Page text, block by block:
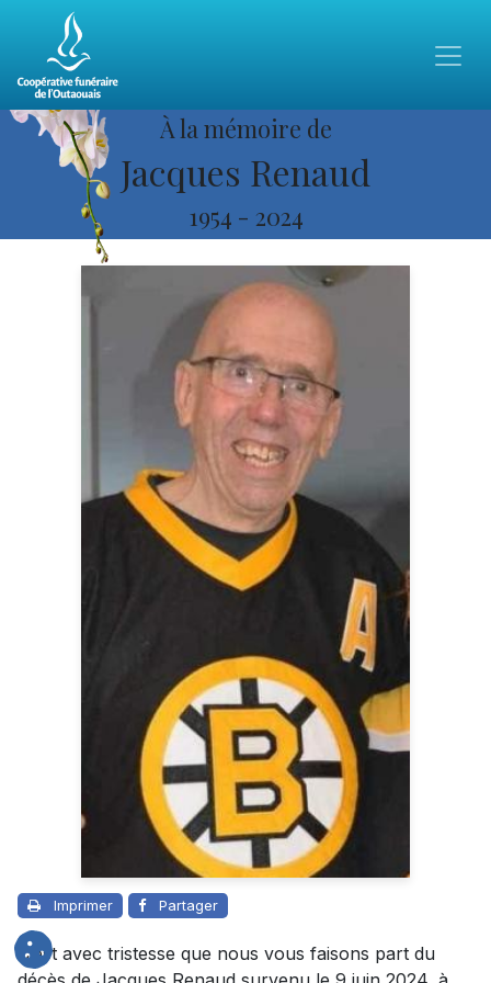
À la mémoire de
Jacques Renaud
1954 - 2024
Imprimer Partager
C’est avec tristesse que nous vous faisons part du